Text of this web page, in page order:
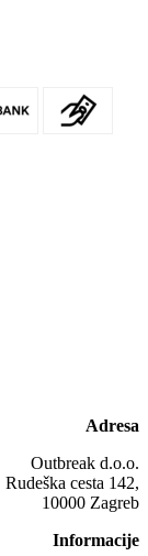
Adresa
Outbreak d.o.o.
Rudeška cesta 142,
10000 Zagreb
Informacije